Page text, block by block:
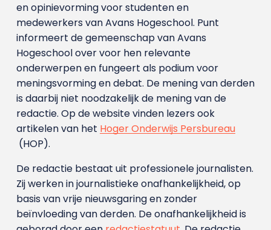
en opinievorming voor studenten en
medewerkers van Avans Hoge­school. Punt
informeert de gemeenschap van Avans
Hogeschool over voor hen relevante
onderwerpen en fungeert als podium voor
meningsvorming en debat. De mening van derden
is daarbij niet noodzakelijk de mening van de
redactie. Op de website vinden lezers ook
artikelen van het Hoger Onderwijs Persbureau
(HOP).
De redactie bestaat uit professionele journalisten.
Zij werken in journalistieke onafhankelijkheid, op
basis van vrije nieuwsgaring en zonder
beïnvloeding van derden. De onafhankelijkheid is